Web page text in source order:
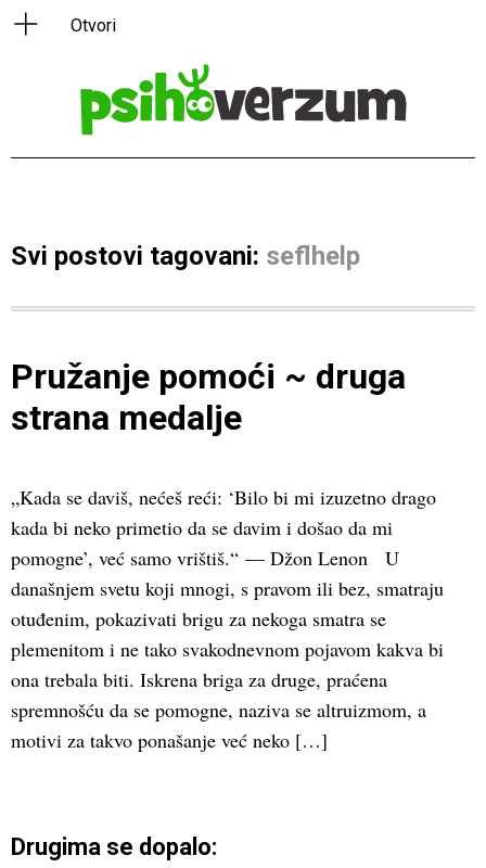
Svi postovi tagovani: seflhelp
Pružanje pomoći ~ druga
strana medalje
„Kada se daviš, nećeš reći: ‘Bilo bi mi izuzetno drago
kada bi neko primetio da se davim i došao da mi
pomogne’, već samo vrištiš.“ — Džon Lenon U
današnjem svetu koji mnogi, s pravom ili bez, smatraju
otuđenim, pokazivati brigu za nekoga smatra se
plemenitom i ne tako svakodnevnom pojavom kakva bi
ona trebala biti. Iskrena briga za druge, praćena
spremnošću da se pomogne, naziva se altruizmom, a
motivi za takvo ponašanje već neko […]
Drugima se dopalo: